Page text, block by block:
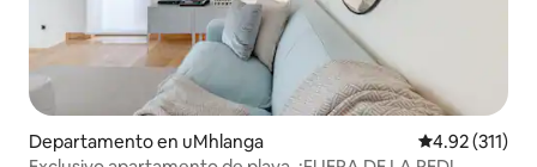
Departamento en uMhlanga Calificación
4.92 (311)